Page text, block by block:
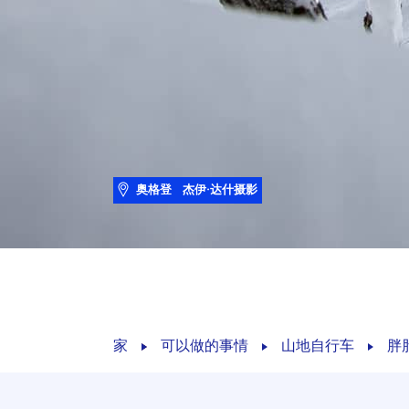
奥格登 杰伊·达什摄影
家 可以做的事情 山地自行车 胖